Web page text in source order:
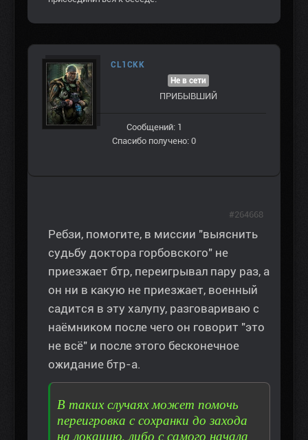
CL1CKK
Не в сети
ПРИБЫВШИЙ
Сообщений: 1
Спасибо получено: 0
Ребзи, помогите, в миссии "выяснить
судьбу доктора горбовского" не
приезжает бтр, переигрывал пару раз, а
он ни в какую не приезжает, военный
садится в эту халупу, разговариваю с
наёмником после чего он говорит "это
не всё" и после этого бесконечное
ожидание бтр-а.
В таких случаях может помочь
переигровка с сохранки до захода
на локацию, либо с самого начала
#264668